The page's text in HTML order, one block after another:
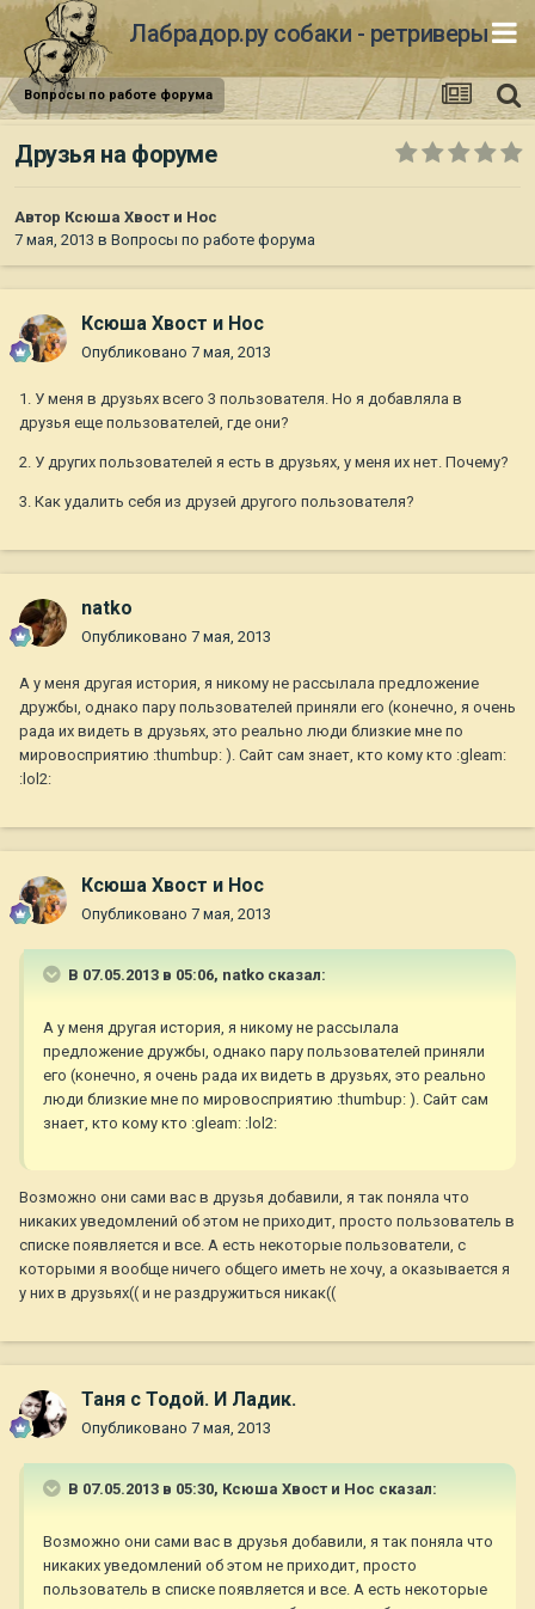
Лабрадор.ру собаки - ретриверы
Вопросы по работе форума
Друзья на форуме
Автор Ксюша Хвост и Нос
7 мая, 2013 в Вопросы по работе форума
Ксюша Хвост и Нос
Опубликовано 7 мая, 2013
1. У меня в друзьях всего 3 пользователя. Но я добавляла в
друзья еще пользователей, где они?
2. У других пользователей я есть в друзьях, у меня их нет. Почему?
3. Как удалить себя из друзей другого пользователя?
natko
Опубликовано 7 мая, 2013
А у меня другая история, я никому не рассылала предложение
дружбы, однако пару пользователей приняли его (конечно, я очень
рада их видеть в друзьях, это реально люди близкие мне по
мировосприятию :thumbup: ). Сайт сам знает, кто кому кто :gleam:
:lol2:
Ксюша Хвост и Нос
Опубликовано 7 мая, 2013
В 07.05.2013 в 05:06, natko сказал:
А у меня другая история, я никому не рассылала
предложение дружбы, однако пару пользователей приняли
его (конечно, я очень рада их видеть в друзьях, это реально
люди близкие мне по мировосприятию :thumbup: ). Сайт сам
знает, кто кому кто :gleam: :lol2:
Возможно они сами вас в друзья добавили, я так поняла что
никаких уведомлений об этом не приходит, просто пользователь в
списке появляется и все. А есть некоторые пользователи, с
которыми я вообще ничего общего иметь не хочу, а оказывается я
у них в друзьях(( и не раздружиться никак((
Таня с Тодой. И Ладик.
Опубликовано 7 мая, 2013
В 07.05.2013 в 05:30, Ксюша Хвост и Нос сказал:
Возможно они сами вас в друзья добавили, я так поняла что
никаких уведомлений об этом не приходит, просто
пользователь в списке появляется и все. А есть некоторые